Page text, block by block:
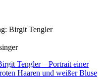
Birgit Tengler